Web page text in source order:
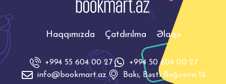
Haqqımızda Çatdırılma Əlaqə
+994 55 604 00 27
+994 50 604 00 27
info@bookmart.az
Bakı, Bəsti Bağırova 12